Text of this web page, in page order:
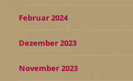
Februar 2024
Dezember 2023
November 2023